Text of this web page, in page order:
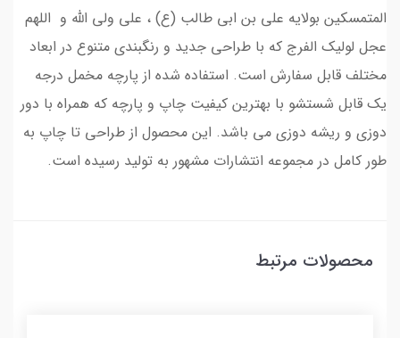
المتمسکین بولایه علی بن ابی طالب (ع) ، علی ولی الله و اللهم
عجل لولیک الفرج که با طراحی جدید و رنگبندی متنوع در ابعاد
مختلف قابل سفارش است. استفاده شده از پارچه مخمل درجه
یک قابل شستشو با بهترین کیفیت چاپ و پارچه که همراه با دور
دوزی و ریشه دوزی می باشد. این محصول از طراحی تا چاپ به
طور کامل در مجموعه انتشارات مشهور به تولید رسیده است.
محصولات مرتبط